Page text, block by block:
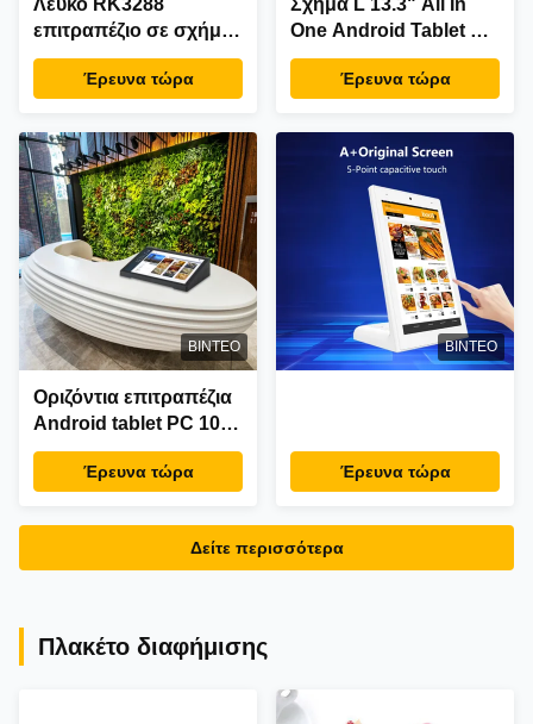
Λευκό RK3288
επιτραπέζιο σε σχήμα
L 10,1 ιντσών Android
Tablet Pc POE NFC
Εστιατόριο
παραγγελίας
περίπτερο Ταμπλέτες
POS
Έρευνα τώρα
Σχήμα L 13.3" All In
One Android Tablet PC
FHD IPS LCD wifi
Rockchip
αφής Tablet POS
παραγγελίας
εστιατορίου
Έρευνα τώρα
ΒΊΝΤΕΟ
Οριζόντια επιτραπέζια
Android tablet PC 10,1
ιντσών με οθόνη αφής,
RJ45, POE,
βιομηχανική χρήση,
καταστήματα λιανικής,
χρήση σε γραφείο
Έρευνα τώρα
ΒΊΝΤΕΟ
Έρευνα τώρα
Δείτε περισσότερα
Πλακέτο διαφήμισης